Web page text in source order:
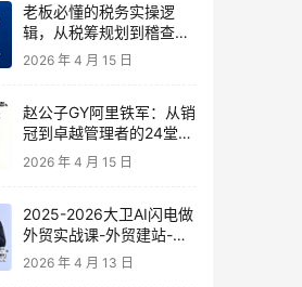
老板必懂的税务实操逻
辑，从税筹规划到稽查应
对，为企业稳健增长保驾
2026 年 4 月 15 日
赵公子GY阿里铁军：从销
冠到卓越管理者的24堂实
战课
2026 年 4 月 15 日
2025-2026大卫AI闪电做
外贸实战课-外贸建站-开
发客户-内容营销-从0到3
2026 年 4 月 13 日